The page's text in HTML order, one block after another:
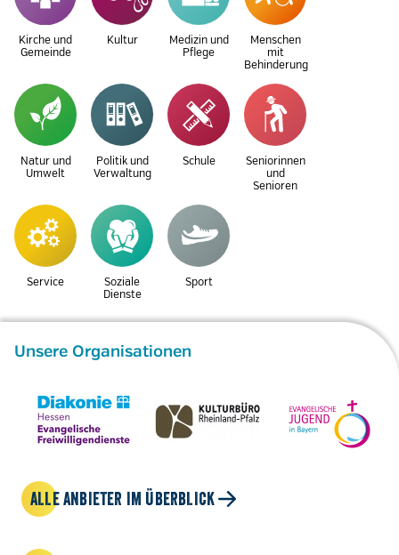
Kirche und
Gemeinde
Kultur
Medizin und
Pflege
Menschen
mit
Behinderung
Natur und
Umwelt
Politik und
Verwaltung
Schule
Seniorinnen
und
Senioren
Service
Soziale
Dienste
Sport
Unsere Organisationen
ALLE ANBIETER IM ÜBERBLICK